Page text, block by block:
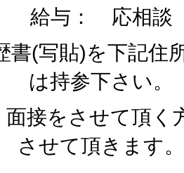
給与： 応相談
書(写貼)を下記住
は持参下さい。
面接をさせて頂く
させて頂きます。